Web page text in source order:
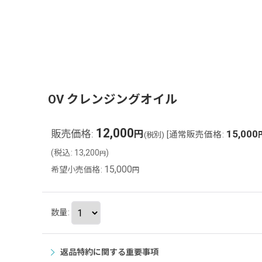
OV クレンジングオイル
販売価格: 12,000 円 (税別) [通常販売価格: 15,000
(税込: 13,200円)
希望小売価格: 15,000 円
数量:
返品特約に関する重要事項